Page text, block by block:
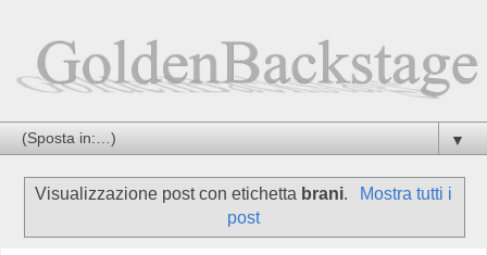
▼
Visualizzazione post con etichetta brani.
Mostra tutti i
post